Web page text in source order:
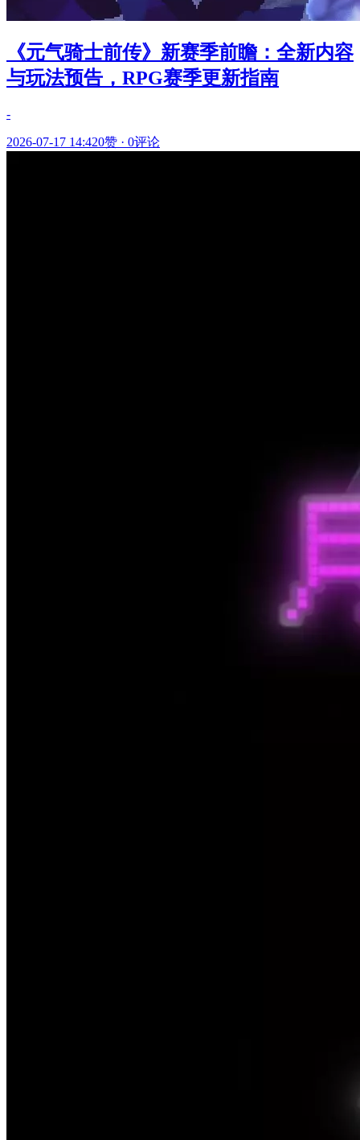
《元气骑士前传》新赛季前瞻：全新内容
与玩法预告，RPG赛季更新指南
-
2026-07-17 14:420赞 · 0评论